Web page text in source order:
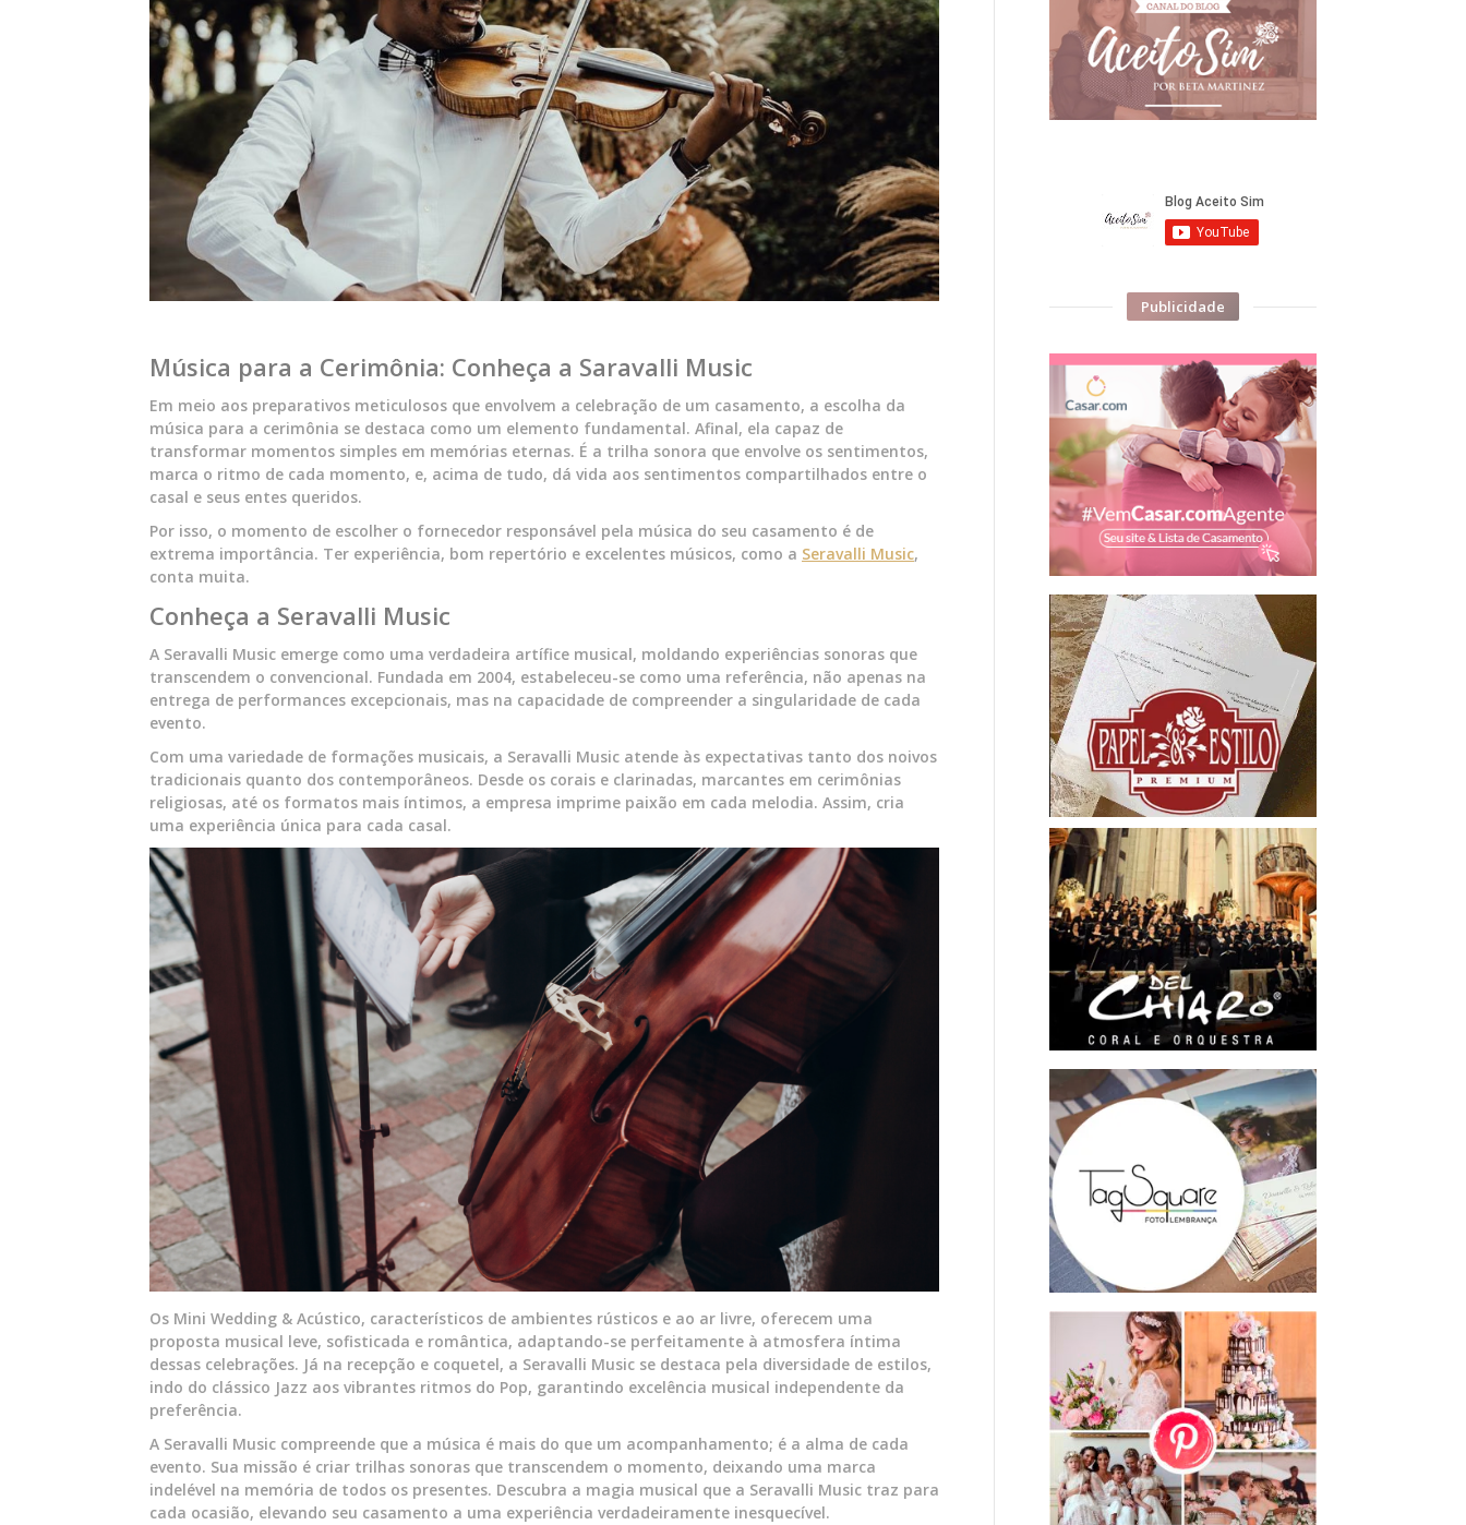
Música para a Cerimônia: Conheça a Saravalli Music
Em meio aos preparativos meticulosos que envolvem a celebração de um casamento, a escolha da
música para a cerimônia se destaca como um elemento fundamental. Afinal, ela capaz de
transformar momentos simples em memórias eternas. É a trilha sonora que envolve os sentimentos,
marca o ritmo de cada momento, e, acima de tudo, dá vida aos sentimentos compartilhados entre o
casal e seus entes queridos.
Por isso, o momento de escolher o fornecedor responsável pela música do seu casamento é de
extrema importância. Ter experiência, bom repertório e excelentes músicos, como a Seravalli Music,
conta muita.
Conheça a Seravalli Music
A Seravalli Music emerge como uma verdadeira artífice musical, moldando experiências sonoras que
transcendem o convencional. Fundada em 2004, estabeleceu-se como uma referência, não apenas na
entrega de performances excepcionais, mas na capacidade de compreender a singularidade de cada
evento.
Com uma variedade de formações musicais, a Seravalli Music atende às expectativas tanto dos noivos
tradicionais quanto dos contemporâneos. Desde os corais e clarinadas, marcantes em cerimônias
religiosas, até os formatos mais íntimos, a empresa imprime paixão em cada melodia. Assim, cria
uma experiência única para cada casal.
Os Mini Wedding & Acústico, característicos de ambientes rústicos e ao ar livre, oferecem uma
proposta musical leve, sofisticada e romântica, adaptando-se perfeitamente à atmosfera íntima
dessas celebrações. Já na recepção e coquetel, a Seravalli Music se destaca pela diversidade de estilos,
indo do clássico Jazz aos vibrantes ritmos do Pop, garantindo excelência musical independente da
preferência.
A Seravalli Music compreende que a música é mais do que um acompanhamento; é a alma de cada
evento. Sua missão é criar trilhas sonoras que transcendem o momento, deixando uma marca
indelével na memória de todos os presentes. Descubra a magia musical que a Seravalli Music traz para
cada ocasião, elevando seu casamento a uma experiência verdadeiramente inesquecível.
Publicidade